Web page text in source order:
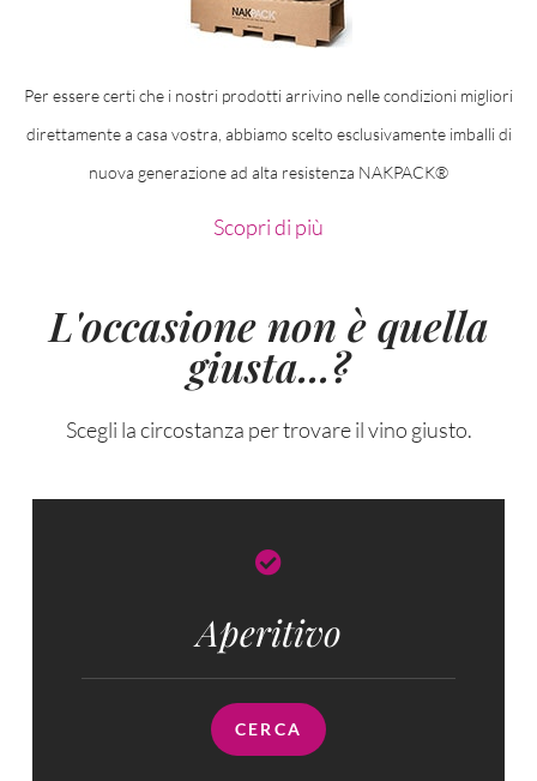
Per essere certi che i nostri prodotti arrivino nelle condizioni migliori
direttamente a casa vostra, abbiamo scelto esclusivamente imballi di
nuova generazione ad alta resistenza NAKPACK®
Scopri di più
L'occasione non è quella
giusta...?
Scegli la circostanza per trovare il vino giusto.
Aperitivo
CERCA